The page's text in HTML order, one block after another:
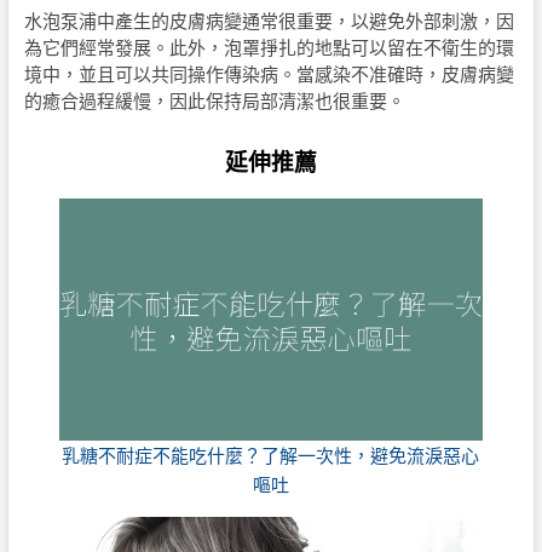
水泡泵浦中產生的皮膚病變通常很重要，以避免外部刺激，因
為它們經常發展。此外，泡罩掙扎的地點可以留在不衛生的環
境中，並且可以共同操作傳染病。當感染不准確時，皮膚病變
的癒合過程緩慢，因此保持局部清潔也很重要。
延伸推薦
乳糖不耐症不能吃什麼？了解一次性，避免流淚惡心
嘔吐